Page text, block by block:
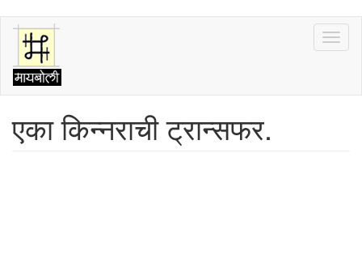
Skip
main
content
एका किन्नराची ट्रान्सफर.